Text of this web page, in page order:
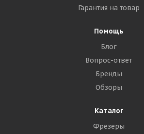
Гарантия на товар
Помощь
Блог
Вопрос-ответ
Бренды
Обзоры
Каталог
Фрезеры